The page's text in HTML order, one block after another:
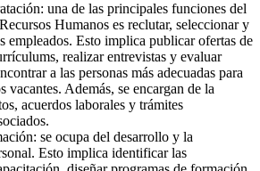
una de las principales funciones del
Humanos es reclutar, seleccionar y
empleados. Esto implica publicar ofertas de
realizar entrevistas y evaluar
a las personas más adecuadas para
vacantes. Además, se encargan de la
acuerdos laborales y trámites
se ocupa del desarrollo y la
Esto implica identificar las